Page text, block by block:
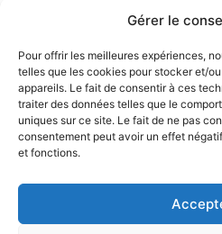
Gérer le
Pour offrir les meilleures expériences,
telles que les cookies pour stocker et/
appareils. Le fait de consentir à ces
traiter des données telles que le
uniques sur ce site. Le fait de ne pas
consentement peut avoir un effet
et fonctions.
Page
CONTACT
MENTIONS LÉGALES